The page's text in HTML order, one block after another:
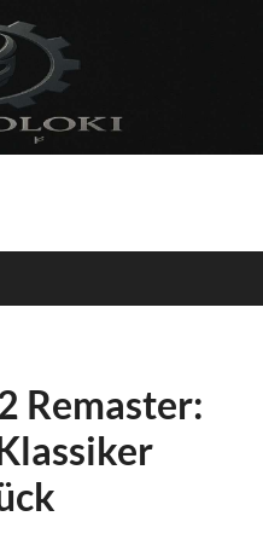
Gaming
Klassiker.
Remaster: